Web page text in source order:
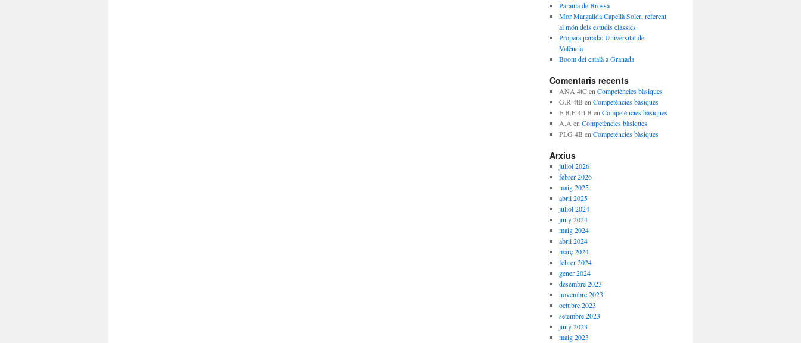
Paraula de Brossa
Mor Margalida Capellà Soler, referent
al món dels estudis clàssics
Propera parada: Universitat de
València
Boom del català a Granada
Comentaris recents
ANA 4tCen Competències bàsiques
G.R 4tB en Competències bàsiques
E.B.F 4rt B en Competències bàsiques
A.A en Competències bàsiques
PLG 4B en Competències bàsiques
Arxius
juliol 2026
febrer 2026
maig 2025
abril 2025
juliol 2024
juny 2024
maig 2024
abril 2024
març 2024
febrer 2024
gener 2024
desembre 2023
novembre 2023
octubre 2023
setembre 2023
juny 2023
maig 2023